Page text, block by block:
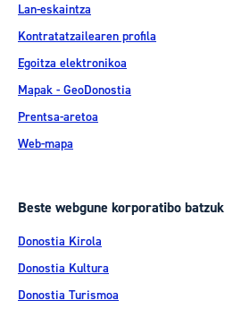
Lan-eskaintza
Kontratatzailearen profila
Egoitza elektronikoa
Mapak - GeoDonostia
Prentsa-aretoa
Web-mapa
Beste webgune korporatibo batzuk
Donostia Kirola
Donostia Kultura
Donostia Turismoa